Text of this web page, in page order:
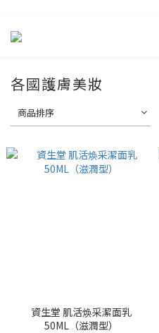
各國護膚美妝
商品排序
資生堂 肌活焕采潔面乳
50ML（滋潤型）